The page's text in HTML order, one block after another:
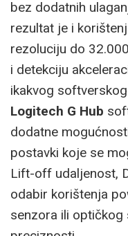
bez dodatnih
rezultat je i
rezoluciju do
i detekciju
ikakvog
Logitech G Hub
dodatne
postavki koje se
Lift-off udaljenost,
odabir korištenja
senzora ili optičkog